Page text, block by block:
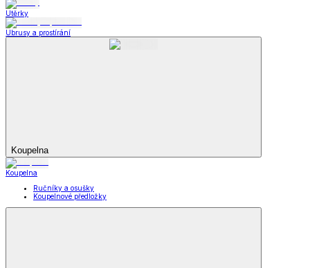
Utěrky
Ubrusy a prostírání
Koupelna
Koupelna
Ručníky a osušky
Koupelnové předložky